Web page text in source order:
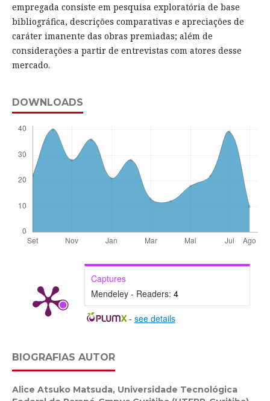
empregada consiste em pesquisa exploratória de base
bibliográfica, descrições comparativas e apreciações de
caráter imanente das obras premiadas; além de
considerações a partir de entrevistas com atores desse
mercado.
DOWNLOADS
Captures
Mendeley - Readers: 4
- see details
BIOGRAFIAS AUTOR
Alice Atsuko Matsuda, Universidade Tecnológica